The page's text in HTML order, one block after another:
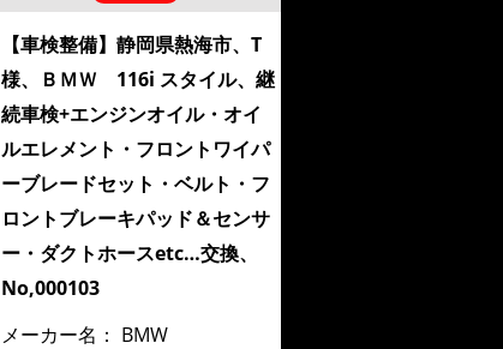
【車検整備】静岡県熱海市、T
様、ＢＭＷ 116i スタイル、継
続車検+エンジンオイル・オイ
ルエレメント・フロントワイパ
ーブレードセット・ベルト・フ
ロントブレーキパッド＆センサ
ー・ダクトホースetc…交換、
No,000103
メーカー名： BMW